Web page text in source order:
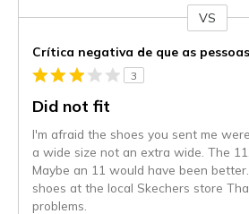
VS
Crítica negativa de que as
3
Did not fit
I'm afraid the shoes you sent me
a wide size not an extra wide. The
Maybe an 11 would have been
shoes at the local Skechers store
problems.